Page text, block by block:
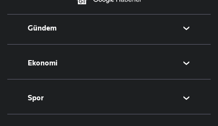
Gündem
Politika
Eğitim
Ekonomi
Borsa
Altın
Döviz
Spor
Futbol